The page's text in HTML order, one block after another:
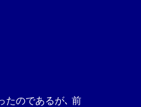
たのであるが､ 前